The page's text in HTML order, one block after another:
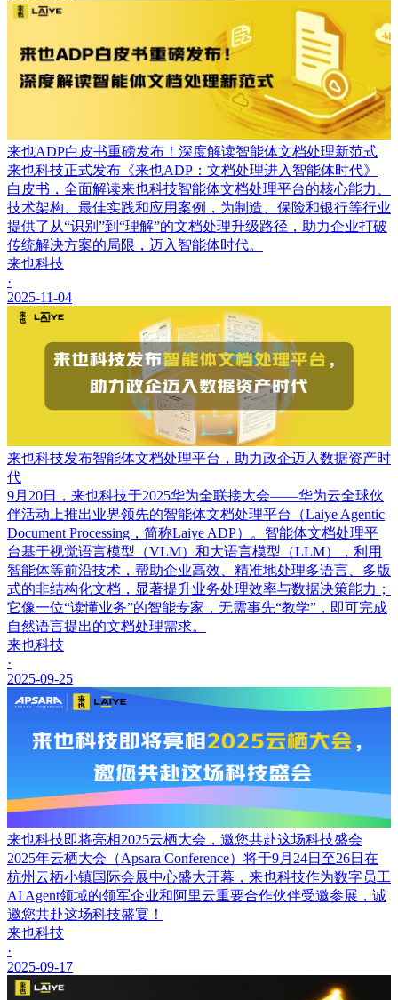
来也ADP白皮书重磅发布！深度解读智能体文档处理新范式
来也科技正式发布《来也ADP：文档处理进入智能体时代》
白皮书，全面解读来也科技智能体文档处理平台的核心能力、
技术架构、最佳实践和应用案例，为制造、保险和银行等行业
提供了从“识别”到“理解”的文档处理升级路径，助力企业打破
传统解决方案的局限，迈入智能体时代。
来也科技
·
2025-11-04
来也科技发布智能体文档处理平台，助力政企迈入数据资产时
代
9月20日，来也科技于2025华为全联接大会——华为云全球伙
伴活动上推出业界领先的智能体文档处理平台（Laiye Agentic
Document Processing，简称Laiye ADP）。智能体文档处理平
台基于视觉语言模型（VLM）和大语言模型（LLM），利用
智能体等前沿技术，帮助企业高效、精准地处理多语言、多版
式的非结构化文档，显著提升业务处理效率与数据决策能力；
它像一位“读懂业务”的智能专家，无需事先“教学”，即可完成
自然语言提出的文档处理需求。
来也科技
·
2025-09-25
来也科技即将亮相2025云栖大会，邀您共赴这场科技盛会
2025年云栖大会（Apsara Conference）将于9月24日至26日在
杭州云栖小镇国际会展中心盛大开幕，来也科技作为数字员工
AI Agent领域的领军企业和阿里云重要合作伙伴受邀参展，诚
邀您共赴这场科技盛宴！
来也科技
·
2025-09-17